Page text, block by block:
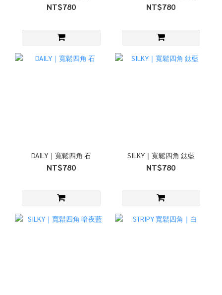
NT$780 NT$780
DAILY｜寬鬆四角 石
NT$780
SILKY｜寬鬆四角 鈦藍
NT$780